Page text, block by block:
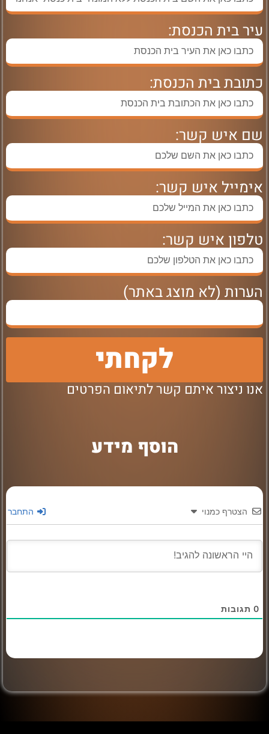
עיר בית הכנסת:
כתובת בית הכנסת:
שם איש קשר:
אימייל איש קשר:
טלפון איש קשר:
הערות (לא מוצג באתר)
לקחתי
אנו ניצור איתם קשר לתיאום הפרטים
הוסף מידע
הצטרף כמנוי התחבר
0 תגובות